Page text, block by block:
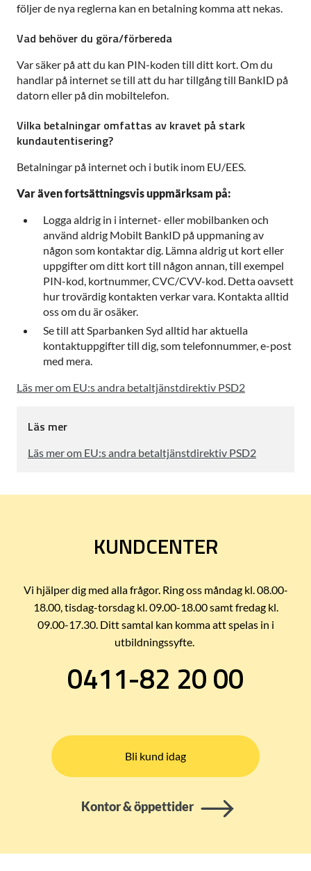
följer de nya reglerna kan en betalning komma att nekas.
Vad behöver du göra/förbereda
Var säker på att du kan PIN-koden till ditt kort. Om du
handlar på internet se till att du har tillgång till BankID på
datorn eller på din mobiltelefon.
Vilka betalningar omfattas av kravet på stark
kundautentisering?
Betalningar på internet och i butik inom EU/EES.
Var även fortsättningsvis uppmärksam på:
Logga aldrig in i internet- eller mobilbanken och
använd aldrig Mobilt BankID på uppmaning av
någon som kontaktar dig. Lämna aldrig ut kort eller
uppgifter om ditt kort till någon annan, till exempel
PIN-kod, kortnummer, CVC/CVV-kod. Detta oavsett
hur trovärdig kontakten verkar vara. Kontakta alltid
oss om du är osäker.
Se till att Sparbanken Syd alltid har aktuella
kontaktuppgifter till dig, som telefonnummer, e-post
med mera.
Läs mer om EU:s andra betaltjänstdirektiv PSD2
Läs mer
Läs mer om EU:s andra betaltjänstdirektiv PSD2
KUNDCENTER
Vi hjälper dig med alla frågor. Ring oss måndag kl. 08.00-
18.00, tisdag-torsdag kl. 09.00-18.00 samt fredag kl.
09.00-17.30. Ditt samtal kan komma att spelas in i
utbildningssyfte.
0411-82 20 00
Bli kund idag
Kontor & öppettider